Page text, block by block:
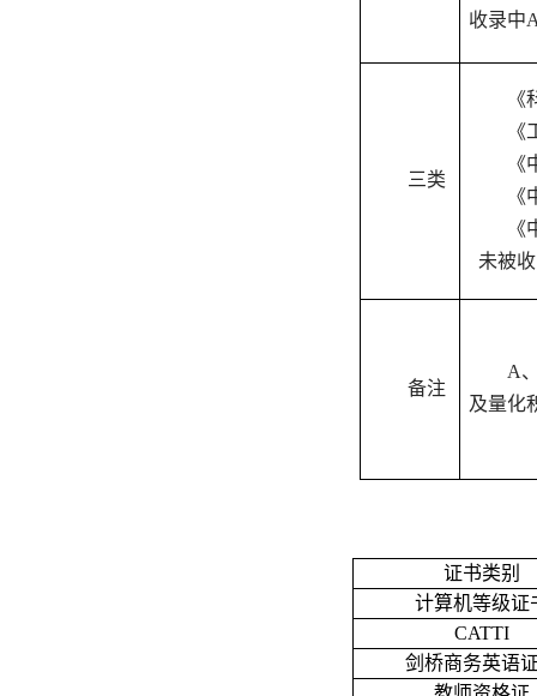
收录中
三类
未被
备注
A
及量化
证书类别
计算机等级证
CATTI
剑桥商务英语